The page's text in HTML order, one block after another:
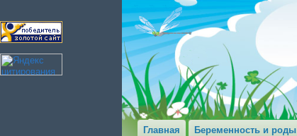
Главная Беременность и роды